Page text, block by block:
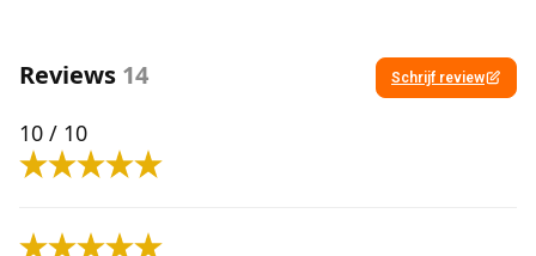
Reviews 14 Schrijf review
10 / 10